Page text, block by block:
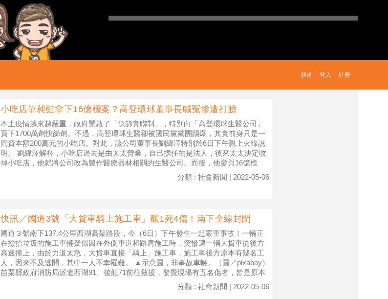
註冊
登入
頻道
小吃店靠昶虹拿下16億標案？高登環球董事長喊冤慘遭打臉
本土疫情越來越嚴重，政府開啟了「快篩實聯制」，特別向「高登環球生醫公司」
買下1700萬劑快篩劑。不過，高登環球生醫卻被國民黨黨團踢爆，其實前身只是一
間資本額200萬元的小吃店。對此，該公司董事長劉緯澤特別於6日下午親上火線說
明。 劉緯澤解釋，小吃店過去是由太太營業，自己擔任的是法人，後來太太決定收
掉小吃店，他就將公司改為製作醫療器材相關的生醫公司。而後，他參與16億標
分類 : 社會新聞 | 2022-05-06
快訊／國道3號「大貨車騎上施工車」釀1死4傷！南下全線封閉
國道３號南下137.4公里西湖高架路段，今（6日）下午發生一起嚴重事故！一輛正
在撿拾垃圾的施工車輛疑似因在外側車道和路肩施工時，突慘遭一輛大貨車從後方
高速撞上，由於力道太急，大貨車直接「騎上」施工車，施工車後方原本有幾名工
人，因來不及逃開，其中一人不幸罹難。 ▲示意圖，非事故車輛。（圖／pixabay）
苗栗縣政府消防局派遣西湖91、後龍71前往救援，發覺現場有五名傷者，皆是原本
分類 : 社會新聞 | 2022-05-06